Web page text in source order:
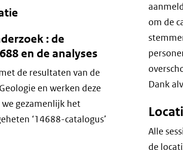
: de
en de analyses
de resultaten van de
en werken deze
gezamenlijk het
‘14688-catalogus’
om de
Dank
Alle
de